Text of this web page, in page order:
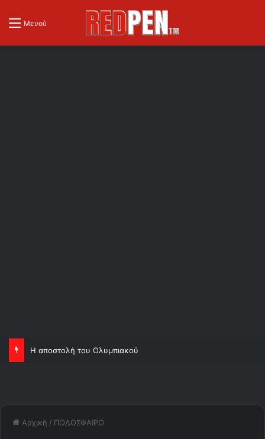
Μενού
Η αποστολή του Ολυμπιακού
Αρχική / ΠΟΔΟΣΦΑΙΡΟ